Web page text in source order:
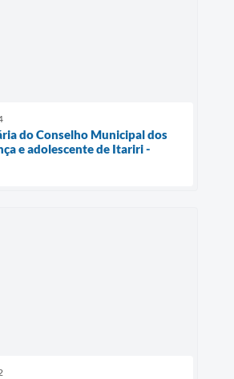
do Conselho Municipal dos
e adolescente de Itariri -